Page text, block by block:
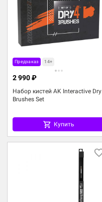
Предзаказ 14+
Набор кистей AK Interactive Dry
Brushes Set
2 990 ₽
Купить